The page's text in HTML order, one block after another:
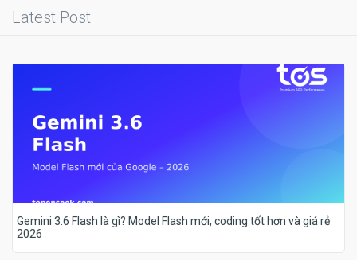
Latest Post
Gemini 3.6 Flash là gì? Model Flash mới, coding tốt hơn và giá rẻ
2026